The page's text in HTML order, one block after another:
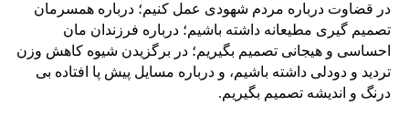
در قضاوت درباره مردم شهودی عمل کنیم؛ درباره همسرمان
تصمیم گیری مطیعانه داشته باشیم؛ درباره فرزندان مان
احساسی و هیجانی تصمیم بگیریم؛ در برگزیدن شیوه کاهش وزن
تردید و دودلی داشته باشیم، و درباره مسایل پیش پا افتاده بی
درنگ و اندیشه تصمیم بگیریم.